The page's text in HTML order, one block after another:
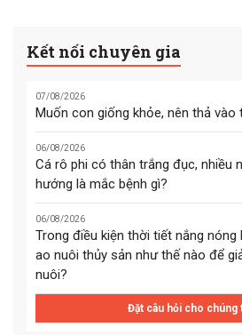
Kết nối chuyên gia
07/08/2026
Muốn con giống khỏe, nên thả vào
06/08/2026
Cá rô phi có thân trắng đục, nhiều
hướng là mắc bệnh gì?
06/08/2026
Trong điều kiện thời tiết nắng nóng
ao nuôi thủy sản như thế nào để
nuôi?
Đặt câu hỏi cho chúng